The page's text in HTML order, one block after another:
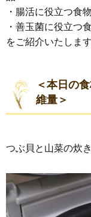
・腸活に役立つ食
・善玉菌に役立つ
をご紹介いたします
＜本日の
維量＞
つぶ貝と山菜の炊